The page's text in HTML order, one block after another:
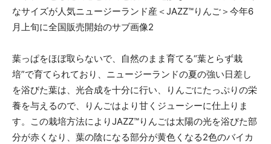
葉っぱをほぼ取らないで、自然のまま育てる“葉とらず栽
培”で育てられており、ニュージーランドの夏の強い日差し
を浴びた葉は、光合成を十分に行い、りんごにたっぷりの栄
養を与えるので、りんごはより甘くジューシーに仕上りま
す。この栽培方法によりJAZZ™りんごは太陽の光を浴びた部
分が赤くなり、葉の陰になる部分が黄色くなる2色のバイカ